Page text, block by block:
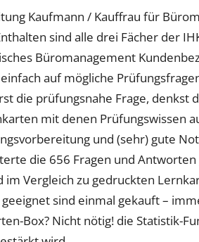
Kaufmann / Kauffrau für
sind alle drei Fächer der
Büromanagement
auf mögliche
die prüfungsnahe Frage, denkst
mit denen Prüfungswissen
und (sehr) gute
die 656 Fragen und Antworten
Vergleich zu gedruckten
sind einmal gekauft –
Box? Nicht nötig! die Statistik-